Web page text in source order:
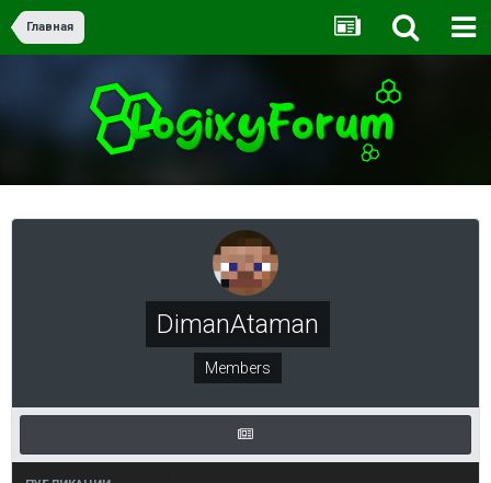
Главная
DimanAtaman
Members